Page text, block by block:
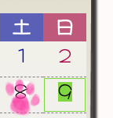
土
日
1
2
8
9